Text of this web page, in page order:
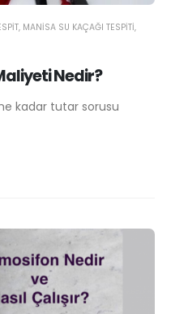
Nedir?
, MANISA SU KAÇAĞI TESPITI,
kadar tutar sorusu